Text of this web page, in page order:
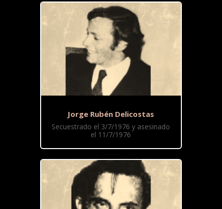
Jorge Rubén Delicostas
Secuestrado el 3/7/1976 y asesinado
el 11/7/1976